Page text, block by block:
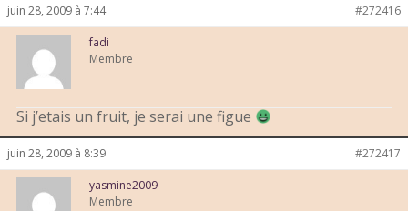
juin 28, 2009 à 7:44 #272416
fadi
Membre
Si j’etais un fruit, je serai une figue
juin 28, 2009 à 8:39 #272417
yasmine2009
Membre